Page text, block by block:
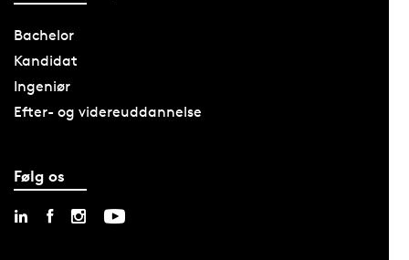
Bachelor
Kandidat
Ingeniør
Efter- og videreuddannelse
Følg os